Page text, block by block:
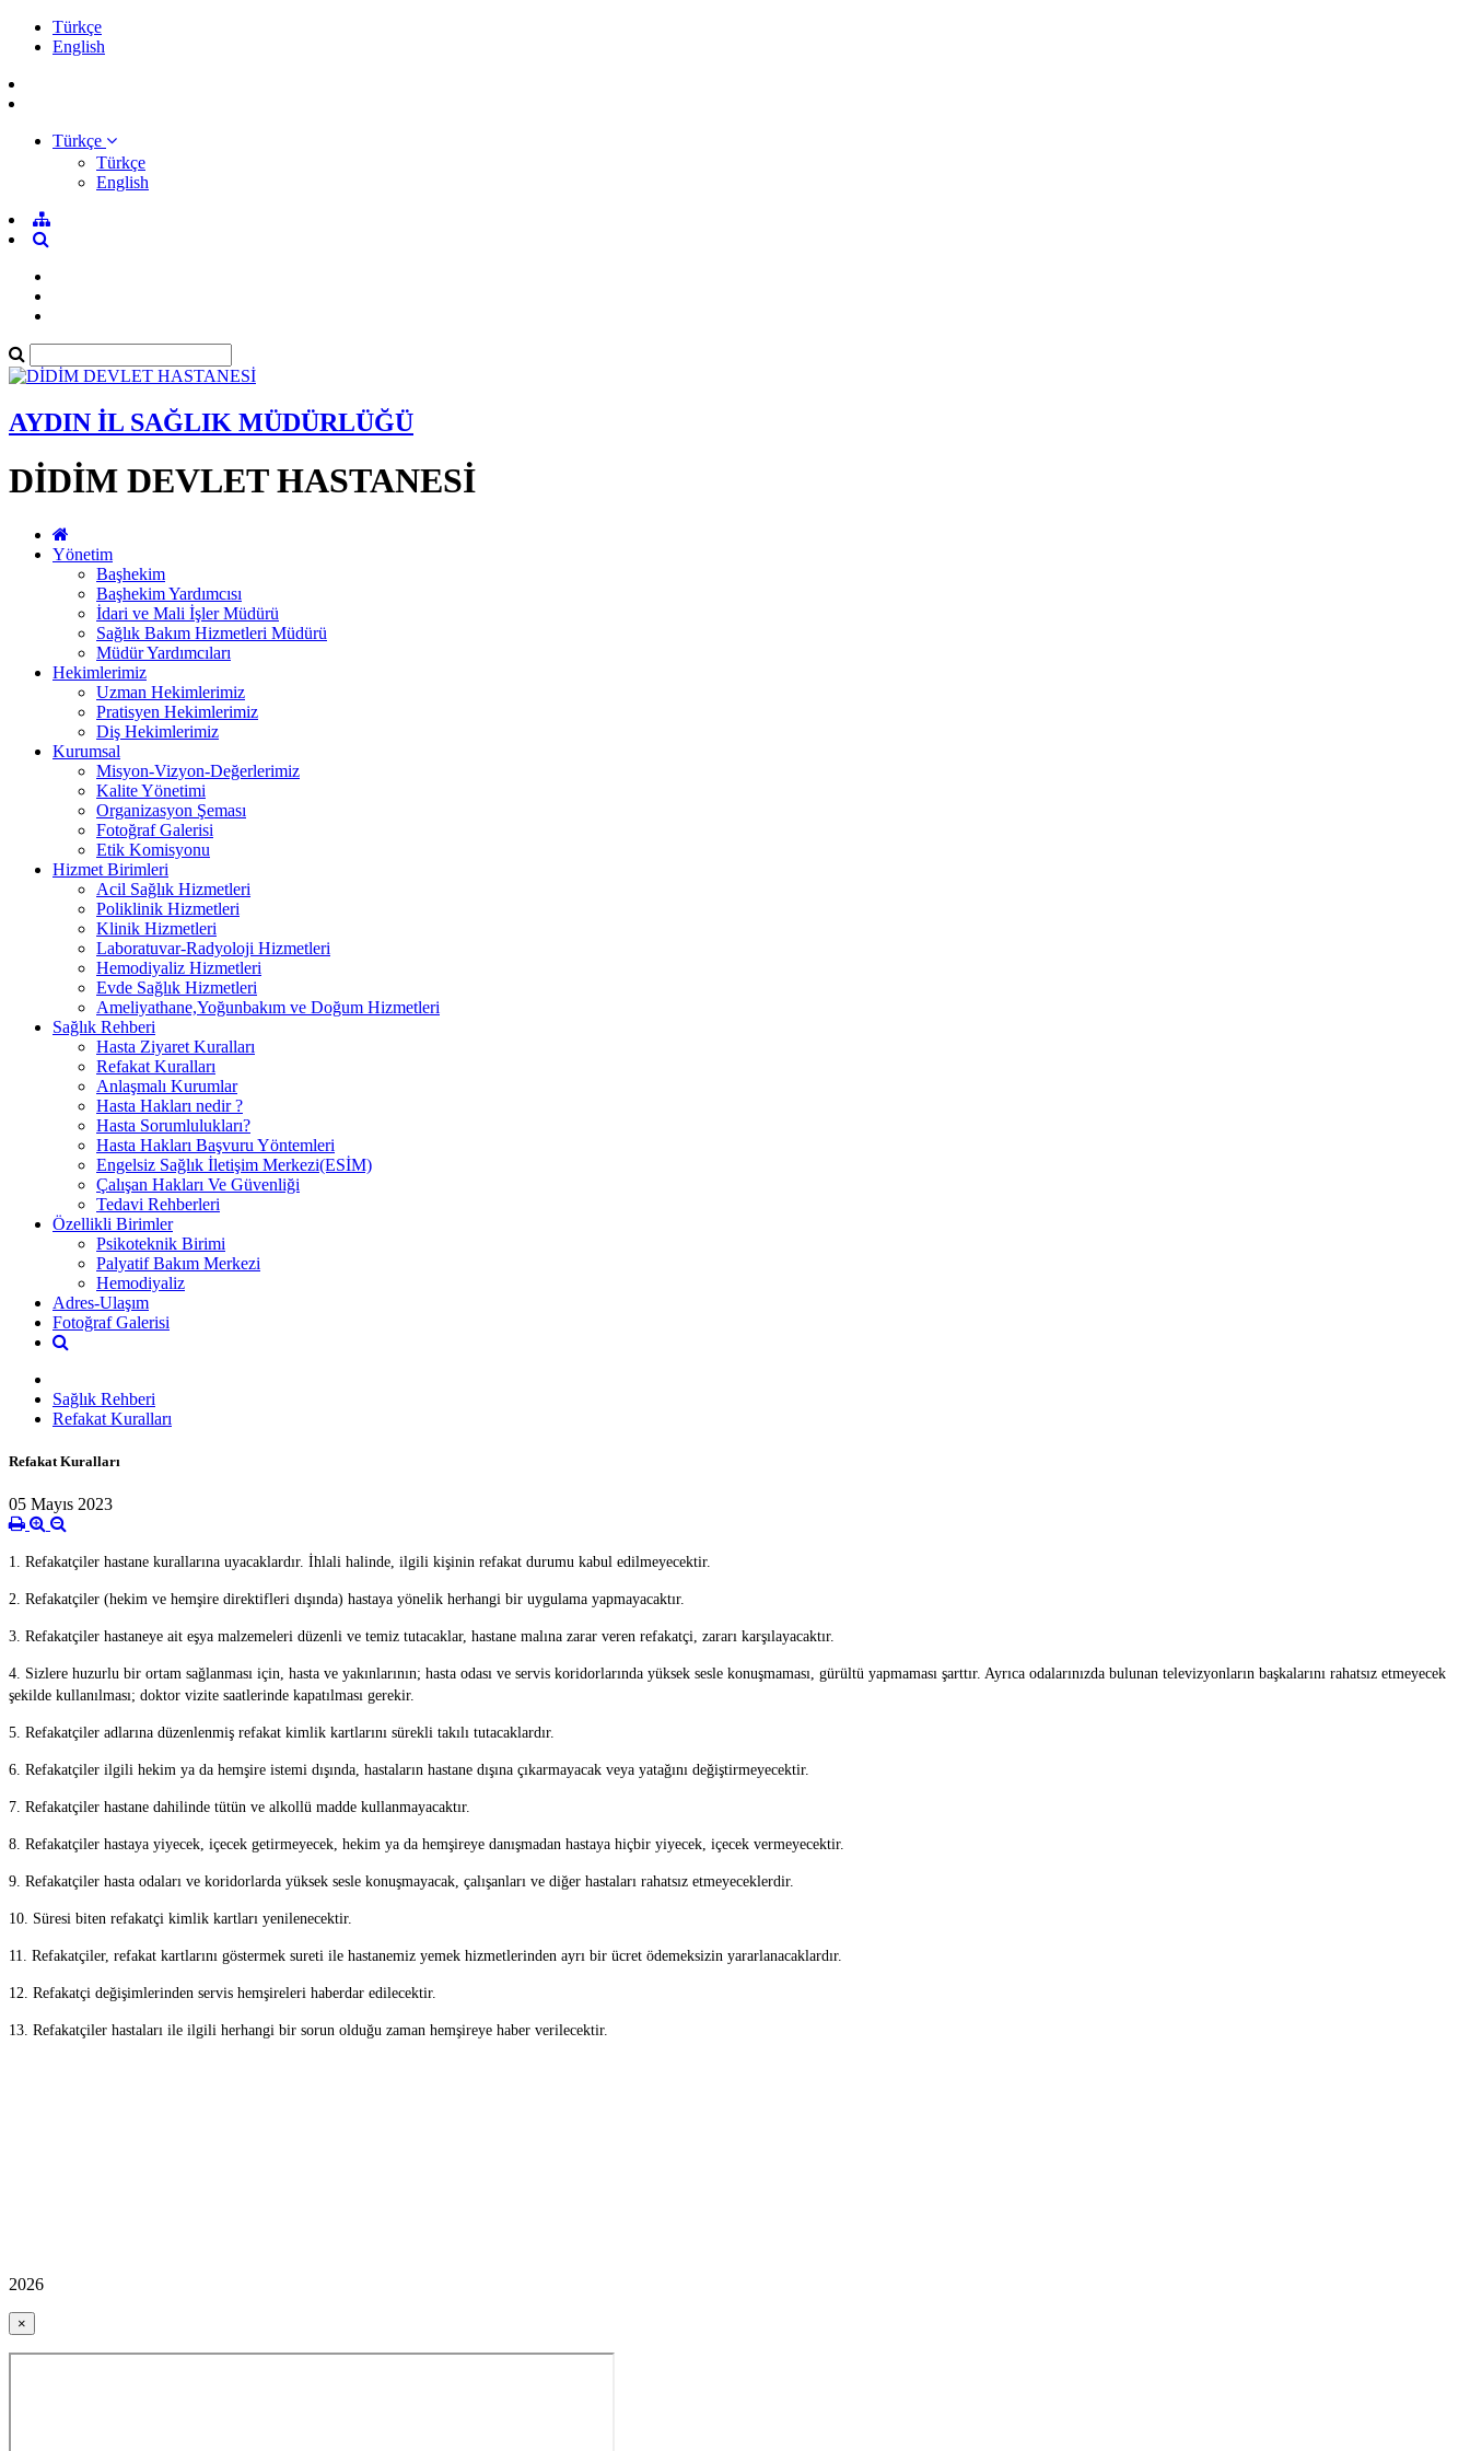
Türkçe
English
Türkçe
Türkçe
English
AYDIN İL SAĞLIK MÜDÜRLÜĞÜ
DİDİM DEVLET HASTANESİ
Yönetim
Başhekim
Başhekim Yardımcısı
İdari ve Mali İşler Müdürü
Sağlık Bakım Hizmetleri Müdürü
Müdür Yardımcıları
Hekimlerimiz
Uzman Hekimlerimiz
Pratisyen Hekimlerimiz
Diş Hekimlerimiz
Kurumsal
Misyon-Vizyon-Değerlerimiz
Kalite Yönetimi
Organizasyon Şeması
Fotoğraf Galerisi
Etik Komisyonu
Hizmet Birimleri
Acil Sağlık Hizmetleri
Poliklinik Hizmetleri
Klinik Hizmetleri
Laboratuvar-Radyoloji Hizmetleri
Hemodiyaliz Hizmetleri
Evde Sağlık Hizmetleri
Ameliyathane,Yoğunbakım ve Doğum Hizmetleri
Sağlık Rehberi
Hasta Ziyaret Kuralları
Refakat Kuralları
Anlaşmalı Kurumlar
Hasta Hakları nedir ?
Hasta Sorumlulukları?
Hasta Hakları Başvuru Yöntemleri
Engelsiz Sağlık İletişim Merkezi(ESİM)
Çalışan Hakları Ve Güvenliği
Tedavi Rehberleri
Özellikli Birimler
Psikoteknik Birimi
Palyatif Bakım Merkezi
Hemodiyaliz
Adres-Ulaşım
Fotoğraf Galerisi
Sağlık Rehberi
Refakat Kuralları
Refakat Kuralları
05 Mayıs 2023
1. Refakatçiler hastane kurallarına uyacaklardır. İhlali halinde, ilgili kişinin refakat durumu kabul edilmeyecektir.
2. Refakatçiler (hekim ve hemşire direktifleri dışında) hastaya yönelik herhangi bir uygulama yapmayacaktır.
3. Refakatçiler hastaneye ait eşya malzemeleri düzenli ve temiz tutacaklar, hastane malına zarar veren refakatçi, zararı karşılayacaktır.
4. Sizlere huzurlu bir ortam sağlanması için, hasta ve yakınlarının; hasta odası ve servis koridorlarında yüksek sesle konuşmaması, gürültü yapmaması şarttır. Ayrıca odalarınızda bulunan televizyonların başkalarını rahatsız etmeyecek
şekilde kullanılması; doktor vizite saatlerinde kapatılması gerekir.
5. Refakatçiler adlarına düzenlenmiş refakat kimlik kartlarını sürekli takılı tutacaklardır.
6. Refakatçiler ilgili hekim ya da hemşire istemi dışında, hastaların hastane dışına çıkarmayacak veya yatağını değiştirmeyecektir.
7. Refakatçiler hastane dahilinde tütün ve alkollü madde kullanmayacaktır.
8. Refakatçiler hastaya yiyecek, içecek getirmeyecek, hekim ya da hemşireye danışmadan hastaya hiçbir yiyecek, içecek vermeyecektir.
9. Refakatçiler hasta odaları ve koridorlarda yüksek sesle konuşmayacak, çalışanları ve diğer hastaları rahatsız etmeyeceklerdir.
10. Süresi biten refakatçi kimlik kartları yenilenecektir.
11. Refakatçiler, refakat kartlarını göstermek sureti ile hastanemiz yemek hizmetlerinden ayrı bir ücret ödemeksizin yararlanacaklardır.
12. Refakatçi değişimlerinden servis hemşireleri haberdar edilecektir.
13. Refakatçiler hastaları ile ilgili herhangi bir sorun olduğu zaman hemşireye haber verilecektir.
2026
×